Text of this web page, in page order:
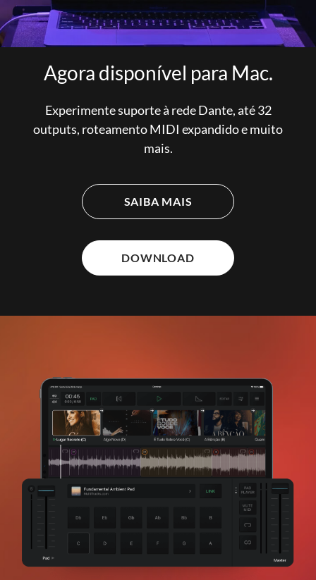
Agora disponível para Mac.
Experimente suporte à rede Dante, até 32
outputs, roteamento MIDI expandido e muito
mais.
SAIBA MAIS
DOWNLOAD